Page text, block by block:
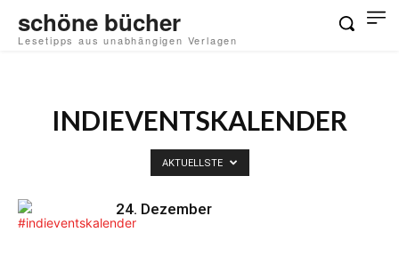
schöne bücher
Lesetipps aus unabhängigen Verlagen
INDIEVENTSKALENDER
AKTUELLSTE
24. Dezember